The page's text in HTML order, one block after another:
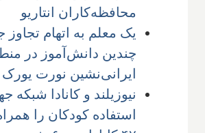
محافظه‌کاران انتاریو
یک معلم به اتهام
چندین دانش‌آموز در
ایرانی‌نشین نورت
نیوزیلند و کانادا شبکه
استفاده کودکان را